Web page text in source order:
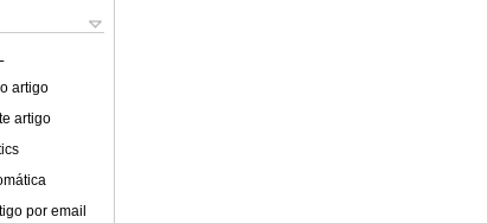
artigo
artigo
por email